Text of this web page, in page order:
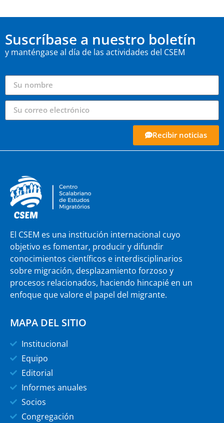
Suscríbase a nuestro boletín
y manténgase al día de las actividades del CSEM
Recibir noticias
El CSEM es una institución internacional cuyo
objetivo es fomentar, producir y difundir
conocimientos científicos e interdisciplinarios
sobre migración, desplazamiento forzoso y
procesos relacionados, haciendo hincapié en un
enfoque que valore el papel del migrante.
MAPA DEL SITIO
Institucional
Equipo
Editorial
Informes anuales
Socios
Congregación